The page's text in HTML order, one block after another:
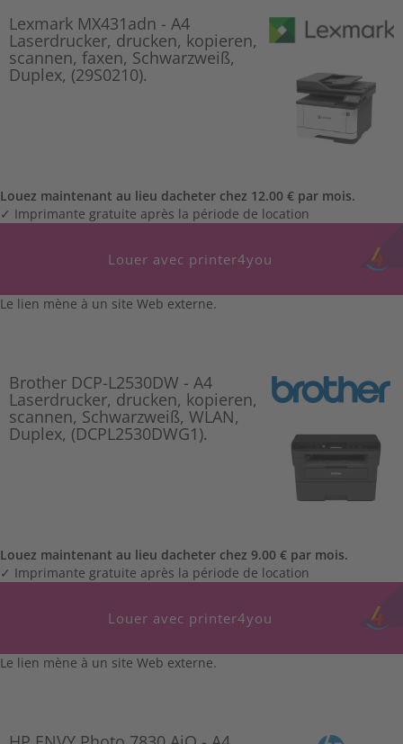
Lexmark MX431adn - A4
Laserdrucker, drucken, kopieren,
scannen, faxen, Schwarzweiß,
Duplex, (29S0210).
Louez maintenant au lieu dacheter chez 12.00 € par mois.
✓ Imprimante gratuite après la période de location
Louer avec printer4you
Le lien mène à un site Web externe.
Brother DCP-L2530DW - A4
Laserdrucker, drucken, kopieren,
scannen, Schwarzweiß, WLAN,
Duplex, (DCPL2530DWG1).
Louez maintenant au lieu dacheter chez 9.00 € par mois.
✓ Imprimante gratuite après la période de location
Louer avec printer4you
Le lien mène à un site Web externe.